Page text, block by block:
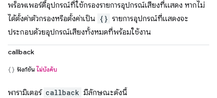
พร็อพเพอร์ตี้อุปกรณ์ที่ใช้กรองรายการอุปกรณ์เสียงที่แสดง หากไม่
ได้ตั้งค่าตัวกรองหรือตั้งค่าเป็น {} รายการอุปกรณ์ที่แสดงจะ
ประกอบด้วยอุปกรณ์เสียงทั้งหมดที่พร้อมใช้งาน
callback
ฟังก์ชัน ไม่บังคับ
พารามิเตอร์ callback มีลักษณะดังนี้